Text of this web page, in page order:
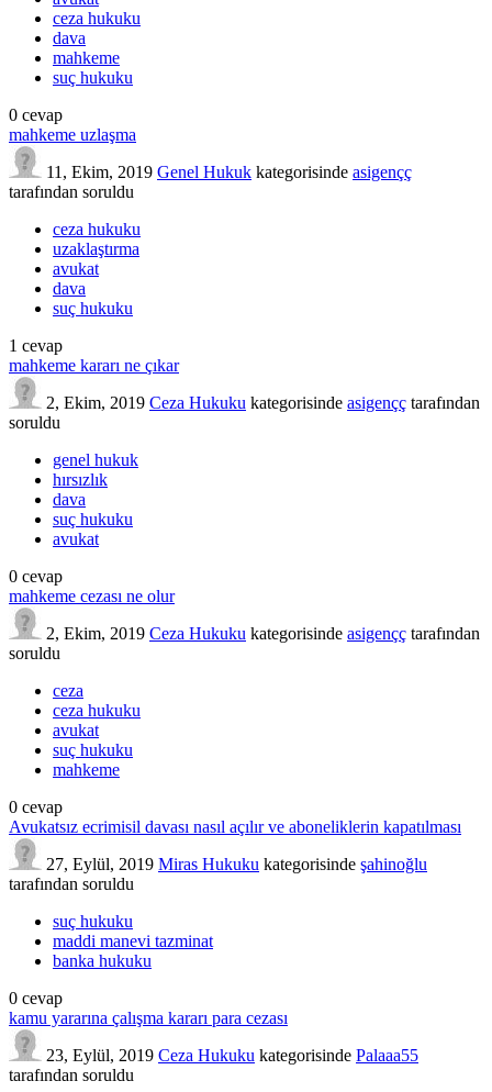
ceza hukuku
dava
mahkeme
suç hukuku
0 cevap
mahkeme uzlaşma
11, Ekim, 2019 Genel Hukuk kategorisinde asigençç
tarafından soruldu
ceza hukuku
uzaklaştırma
avukat
dava
suç hukuku
1 cevap
mahkeme kararı ne çıkar
2, Ekim, 2019 Ceza Hukuku kategorisinde asigençç tarafından
soruldu
genel hukuk
hırsızlık
dava
suç hukuku
avukat
0 cevap
mahkeme cezası ne olur
2, Ekim, 2019 Ceza Hukuku kategorisinde asigençç tarafından
soruldu
ceza
ceza hukuku
avukat
suç hukuku
mahkeme
0 cevap
Avukatsız ecrimisil davası nasıl açılır ve aboneliklerin kapatılması
27, Eylül, 2019 Miras Hukuku kategorisinde şahinoğlu
tarafından soruldu
suç hukuku
maddi manevi tazminat
banka hukuku
0 cevap
kamu yararına çalışma kararı para cezası
23, Eylül, 2019 Ceza Hukuku kategorisinde Palaaa55
tarafından soruldu